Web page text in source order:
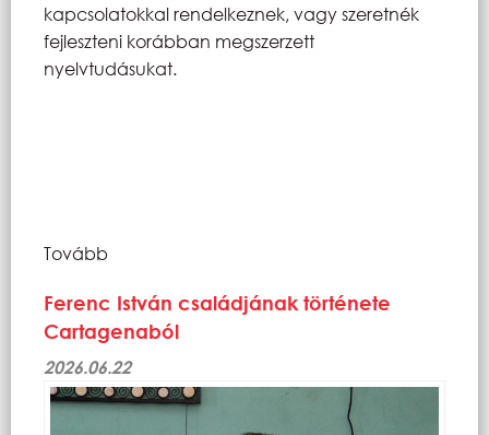
kapcsolatokkal rendelkeznek, vagy szeretnék
fejleszteni korábban megszerzett
nyelvtudásukat.
Tovább
Ferenc István családjának története
Cartagenaból
2026.06.22